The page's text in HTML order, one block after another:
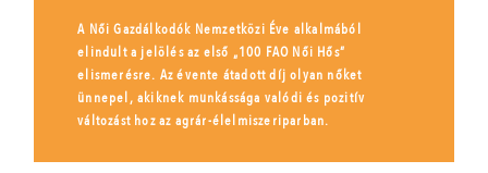
A Női Gazdálkodók Nemzetközi Éve alkalmából
elindult a jelölés az első „100 FAO Női Hős”
elismerésre. Az évente átadott díj olyan nőket
ünnepel, akiknek munkássága valódi és pozitív
változást hoz az agrár-élelmiszeriparban.